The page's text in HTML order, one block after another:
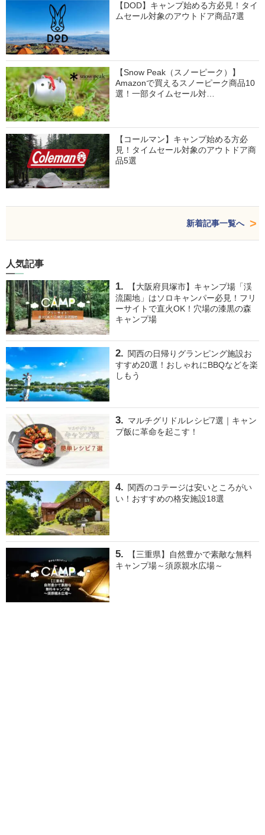
【DOD】キャンプ始める方必見！タイ
ムセール対象のアウトドア商品7選
【Snow Peak（スノーピーク）】
Amazonで買えるスノーピーク商品10
選！一部タイムセール対…
【コールマン】キャンプ始める方必
見！タイムセール対象のアウトドア商
品5選
新着記事一覧へ
人気記事
【大阪府貝塚市】キャンプ場「渓
流園地」はソロキャンパー必見！フリ
ーサイトで直火OK！穴場の漆黒の森
キャンプ場
関西の日帰りグランピング施設お
すすめ20選！おしゃれにBBQなどを楽
しもう
マルチグリドルレシピ7選｜キャン
プ飯に革命を起こす！
関西のコテージは安いところがい
い！おすすめの格安施設18選
【三重県】自然豊かで素敵な無料
キャンプ場～須原親水広場～